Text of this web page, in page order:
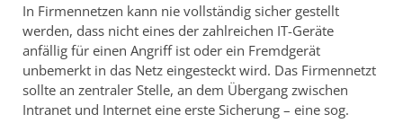
In Firmennetzen kann nie vollständig sicher gestellt
werden, dass nicht eines der zahlreichen IT-Geräte
anfällig für einen Angriff ist oder ein Fremdgerät
unbemerkt in das Netz eingesteckt wird. Das Firmennetzt
sollte an zentraler Stelle, an dem Übergang zwischen
Intranet und Internet eine erste Sicherung – eine sog.